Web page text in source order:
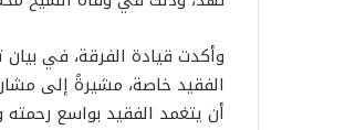
وأكدت قيادة الفرقة، في
الفقيد خاصة، مشيرةً إلى
أن يتغمد الفقيد بواسع